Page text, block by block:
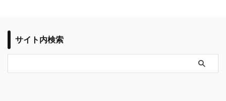
サイト内検索